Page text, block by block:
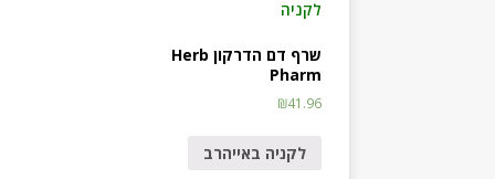
שרף דם הדרקון Herb
Pharm
₪41.96
לקניה באייהרב